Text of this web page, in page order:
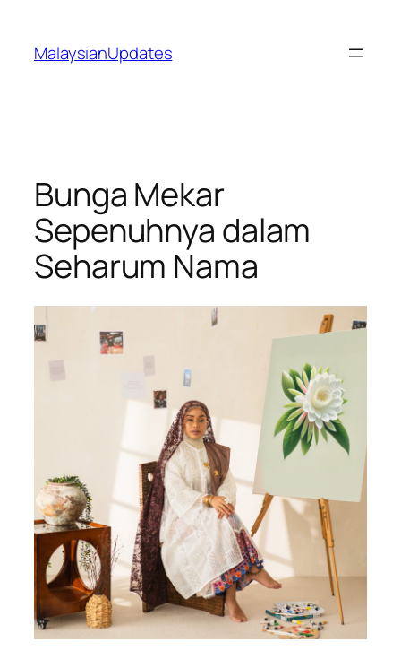
content
MalaysianUpdates
Bunga Mekar
Sepenuhnya dalam
Seharum Nama